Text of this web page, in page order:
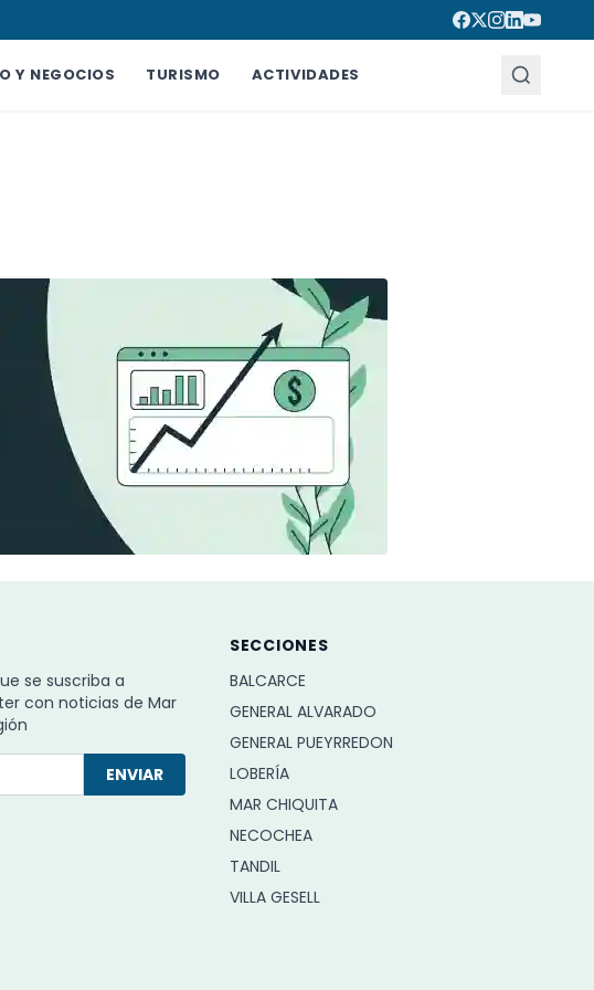
Y NEGOCIOS TURISMO ACTIVIDADES
se suscriba a
con noticias de Mar
ENVIAR
SECCIONES
BALCARCE
GENERAL ALVARADO
GENERAL PUEYRREDON
LOBERÍA
MAR CHIQUITA
NECOCHEA
TANDIL
VILLA GESELL